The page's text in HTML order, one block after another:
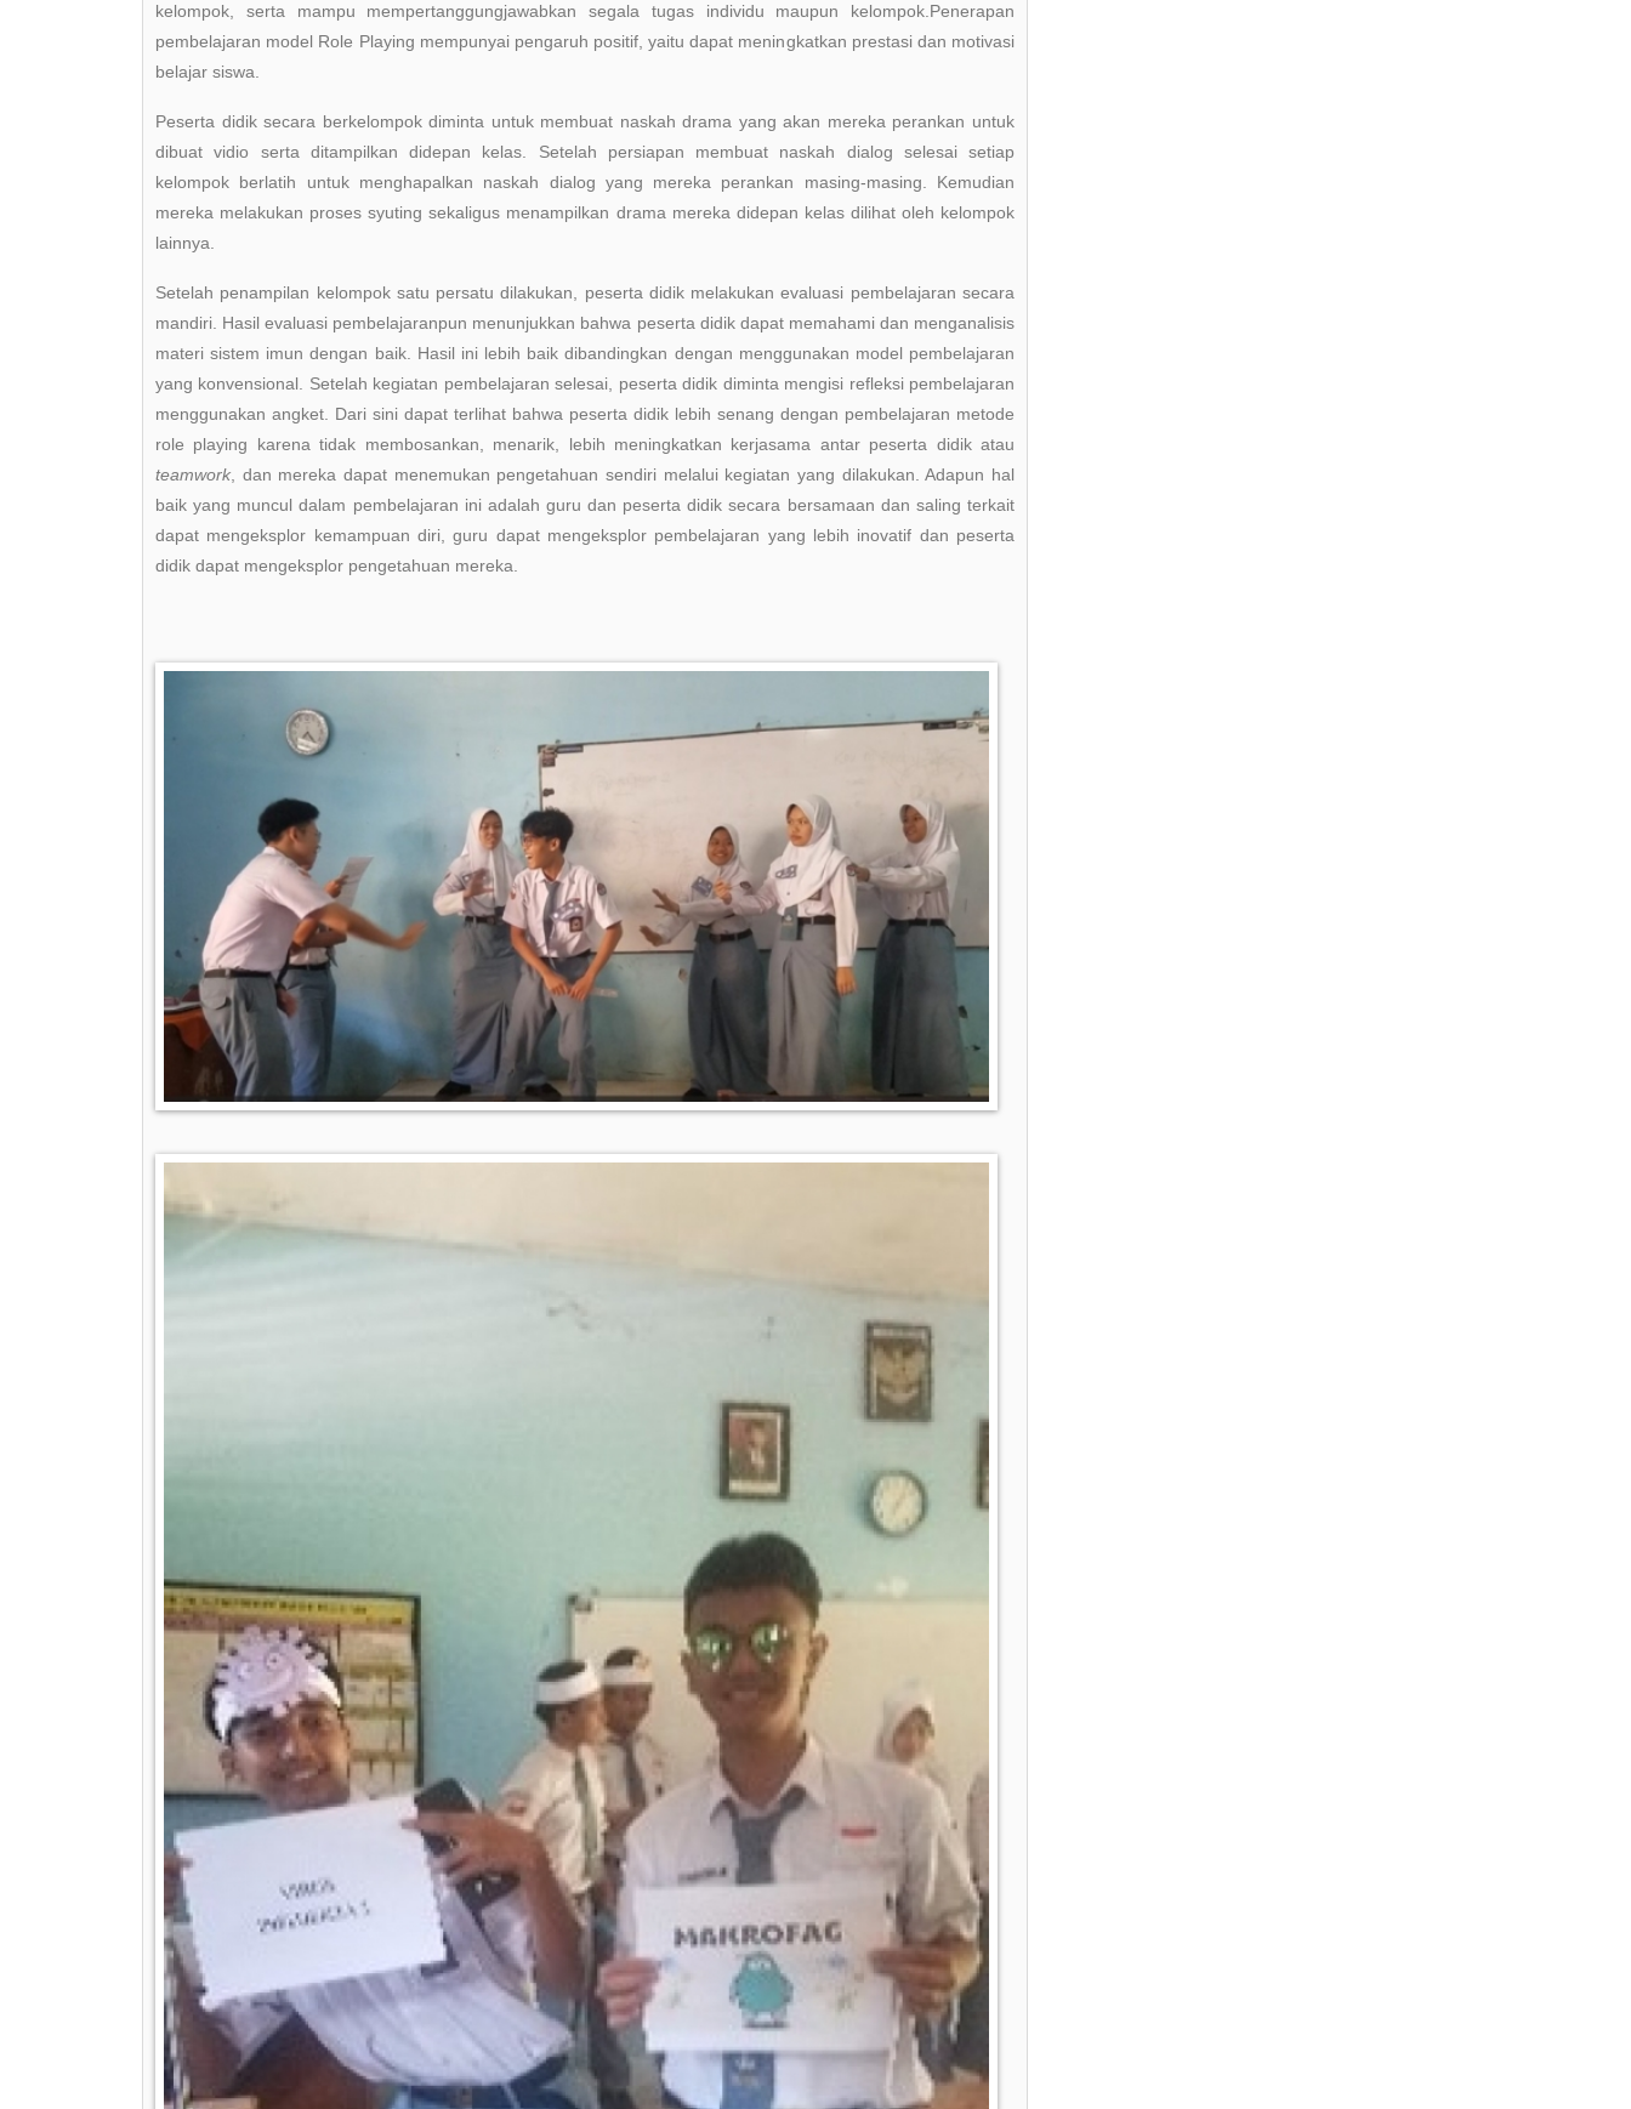
kelompok, serta mampu mempertanggungjawabkan segala tugas individu maupun kelompok.Penerapan
pembelajaran model Role Playing mempunyai pengaruh positif, yaitu dapat meningkatkan prestasi dan motivasi
belajar siswa.
Peserta didik secara berkelompok diminta untuk membuat naskah drama yang akan mereka perankan untuk
dibuat vidio serta ditampilkan didepan kelas. Setelah persiapan membuat naskah dialog selesai setiap
kelompok berlatih untuk menghapalkan naskah dialog yang mereka perankan masing-masing. Kemudian
mereka melakukan proses syuting sekaligus menampilkan drama mereka didepan kelas dilihat oleh kelompok
lainnya.
Setelah penampilan kelompok satu persatu dilakukan, peserta didik melakukan evaluasi pembelajaran secara
mandiri. Hasil evaluasi pembelajaranpun menunjukkan bahwa peserta didik dapat memahami dan menganalisis
materi sistem imun dengan baik. Hasil ini lebih baik dibandingkan dengan menggunakan model pembelajaran
yang konvensional. Setelah kegiatan pembelajaran selesai, peserta didik diminta mengisi refleksi pembelajaran
menggunakan angket. Dari sini dapat terlihat bahwa peserta didik lebih senang dengan pembelajaran metode
role playing karena tidak membosankan, menarik, lebih meningkatkan kerjasama antar peserta didik atau
teamwork , dan mereka dapat menemukan pengetahuan sendiri melalui kegiatan yang dilakukan. Adapun hal
baik yang muncul dalam pembelajaran ini adalah guru dan peserta didik secara bersamaan dan saling terkait
dapat mengeksplor kemampuan diri, guru dapat mengeksplor pembelajaran yang lebih inovatif dan peserta
didik dapat mengeksplor pengetahuan mereka.